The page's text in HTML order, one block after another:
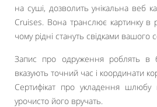
на суші, дозволить унікальна веб
Cruises. Вона транслює картинку в
чому рідні стануть свідками вашого
Запис про одруження роблять в
вказують точний час і координати
Сертифікат про укладення шлюбу
урочисто його вручать.